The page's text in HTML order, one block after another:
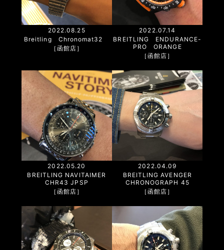
2022.08.25
Breitling Chronomat32
［函館店］
2022.07.14
BREITLING ENDURANCE-
PRO ORANGE
［函館店］
2022.05.20
BREITLING NAVITAIMER
CHR43 JPSP
［函館店］
2022.04.09
BREITLING AVENGER
CHRONOGRAPH 45
［函館店］